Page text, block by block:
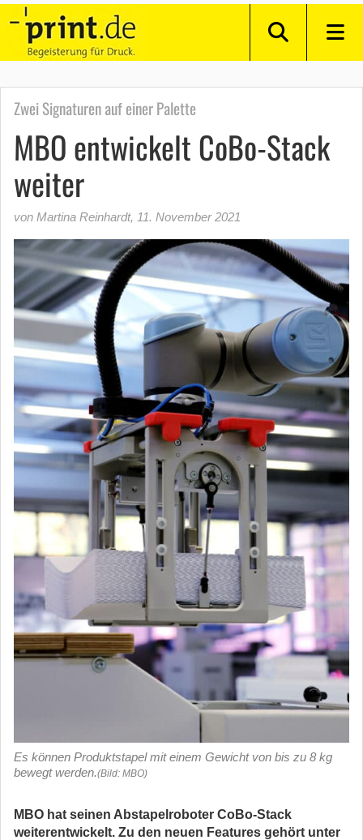
Zwei Signaturen auf einer Palette
MBO entwickelt CoBo-Stack
weiter
von Martina Reinhardt, 11. November 2021
Es können Produktstapel mit einem Gewicht von bis zu 8 kg
bewegt werden.(Bild: MBO)
MBO hat seinen Abstapelroboter CoBo-Stack
weiterentwickelt. Zu den neuen Features gehört unter